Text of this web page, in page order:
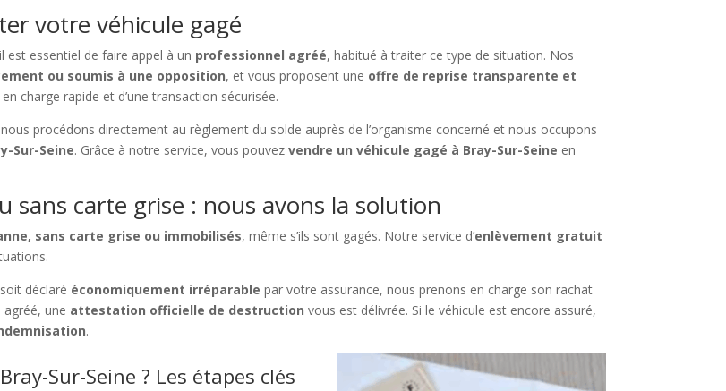
votre véhicule gagé
est essentiel de faire appel à un professionnel agréé, habitué à traiter ce type de situation. Nos
ou soumis à une opposition, et vous proposent une offre de reprise transparente et
charge rapide et d’une transaction sécurisée.
procédons directement au règlement du solde auprès de l’organisme concerné et nous occupons
Sur-Seine. Grâce à notre service, vous pouvezvendre un véhicule gagé à Bray-Sur-Seine en
sans carte grise : nous avons la solution
sans carte grise ou immobilisés, même s’ils sont gagés. Notre service d’enlèvement gratuit
déclaré économiquement irréparable par votre assurance, nous prenons en charge son rachat
une attestation officielle de destruction vous est délivrée. Si le véhicule est encore assuré,
.
Sur-Seine ? Les étapes clés